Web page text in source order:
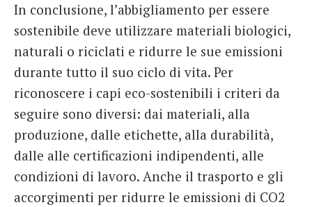
In conclusione, l’abbigliamento per essere
sostenibile deve utilizzare materiali biologici,
naturali o riciclati e ridurre le sue emissioni
durante tutto il suo ciclo di vita. Per
riconoscere i capi eco-sostenibili i criteri da
seguire sono diversi: dai materiali, alla
produzione, dalle etichette, alla durabilità,
dalle alle certificazioni indipendenti, alle
condizioni di lavoro. Anche il trasporto e gli
accorgimenti per ridurre le emissioni di CO2